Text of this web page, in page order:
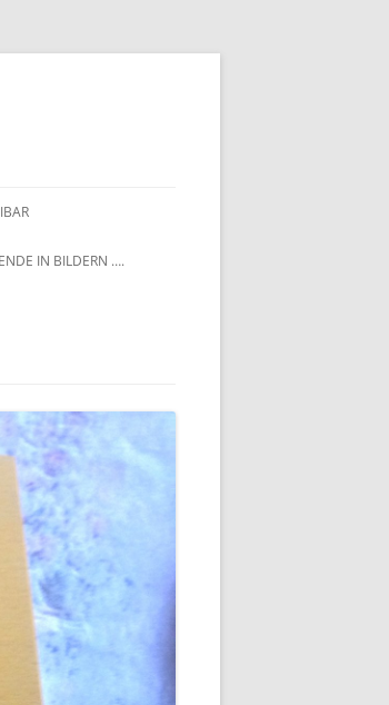
IN BILDERN ….